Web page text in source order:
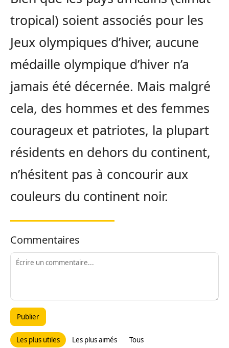
tropical) soient associés pour les
Jeux olympiques d’hiver, aucune
médaille olympique d’hiver n’a
jamais été décernée. Mais malgré
cela, des hommes et des femmes
courageux et patriotes, la plupart
résidents en dehors du continent,
n’hésitent pas à concourir aux
couleurs du continent noir.
Commentaires
Publier
Les plus utiles Les plus aimés Tous